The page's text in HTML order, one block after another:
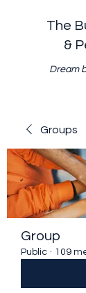
The
&
Dream
Groups
Group
Public · 109